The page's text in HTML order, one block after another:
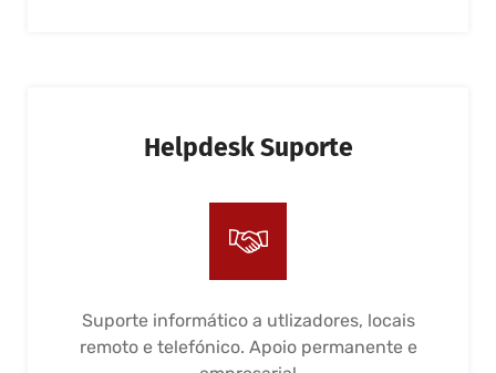
Helpdesk Suporte
Suporte informático a utlizadores, locais
remoto e telefónico. Apoio permanente e